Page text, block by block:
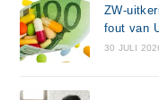
ZW-
fout van
30 JULI